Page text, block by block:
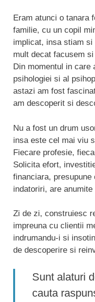
Eram atunci o tanara
familie, cu un copil
implicat, insa stiam
mult decat facusem
Din momentul in care
psihologiei si al
astazi am fost
am descoperit si
Nu a fost un drum
insa este cel mai viu
Fiecare profesie,
Solicita efort,
financiara,
indatoriri, are
Zi de zi, construiesc
impreuna cu clientii
indrumandu-i si
de descoperire si
Sunt alaturi
cauta